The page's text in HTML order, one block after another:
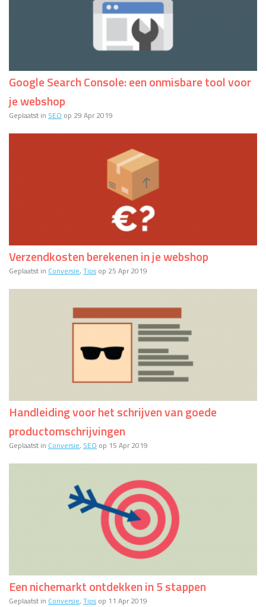
Google Search Console: een onmisbare tool voor
je webshop
Geplaatst in SEO op 29 Apr 2019
Verzendkosten berekenen in je webshop
Geplaatst in Conversie, Tips op 25 Apr 2019
Handleiding voor het schrijven van goede
productomschrijvingen
Geplaatst in Conversie, SEO op 15 Apr 2019
Een nichemarkt ontdekken in 5 stappen
Geplaatst in Conversie, Tips op 11 Apr 2019